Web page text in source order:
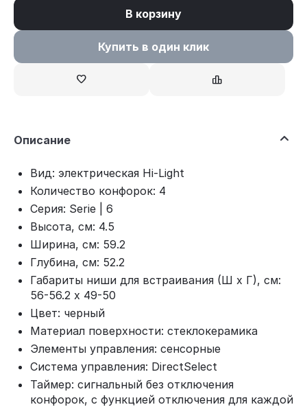
В корзину
Купить в один клик
Описание
Вид: электрическая Hi-Light
Количество конфорок: 4
Серия: Serie | 6
Высота, см: 4.5
Ширина, см: 59.2
Глубина, см: 52.2
Габариты ниши для встраивания (Ш х Г), см:
56-56.2 х 49-50
Цвет: черный
Материал поверхности: стеклокерамика
Элементы управления: сенсорные
Система управления: DirectSelect
Таймер: сигнальный без отключения
конфорок, с функцией отключения для каждой